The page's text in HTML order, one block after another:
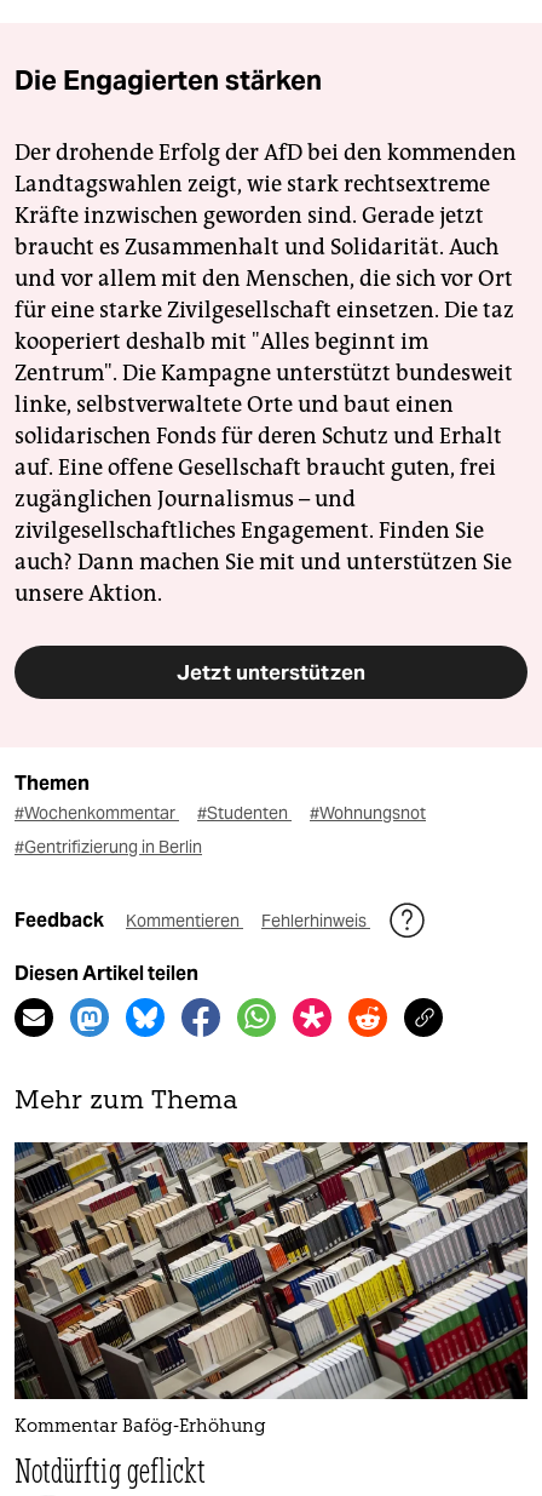
Die Engagierten stärken
Der drohende Erfolg der AfD bei den kommenden
Landtagswahlen zeigt, wie stark rechtsextreme
Kräfte inzwischen geworden sind. Gerade jetzt
braucht es Zusammenhalt und Solidarität. Auch
und vor allem mit den Menschen, die sich vor Ort
für eine starke Zivilgesellschaft einsetzen. Die taz
kooperiert deshalb mit "Alles beginnt im
Zentrum". Die Kampagne unterstützt bundesweit
linke, selbstverwaltete Orte und baut einen
solidarischen Fonds für deren Schutz und Erhalt
auf. Eine offene Gesellschaft braucht guten, frei
zugänglichen Journalismus – und
zivilgesellschaftliches Engagement. Finden Sie
auch? Dann machen Sie mit und unterstützen Sie
unsere Aktion.
Jetzt unterstützen
Themen
#Wochenkommentar #Studenten
#Wohnungsnot
#Gentrifizierung in Berlin
Feedback Kommentieren Fehlerhinweis
Diesen Artikel teilen
Mehr zum Thema
Kommentar Bafög-Erhöhung
Notdürftig geflickt